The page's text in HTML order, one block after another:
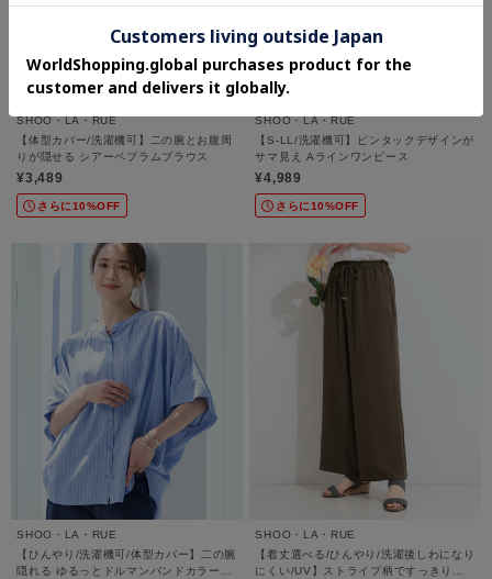
SHOO・LA・RUE
【体型カバー/洗濯機可】二の腕とお腹周
りが隠せる シアーペプラムブラウス
¥3,489
さらに10%OFF
SHOO・LA・RUE
【S-LL/洗濯機可】ピンタックデザインが
サマ見え Aラインワンピース
¥4,989
さらに10%OFF
SHOO・LA・RUE
【ひんやり/洗濯機可/体型カバー】二の腕
隠れる ゆるっとドルマンバンドカラーシ
SHOO・LA・RUE
【着丈選べる/ひんやり/洗濯後しわになり
にくい/UV】ストライプ柄ですっきり見